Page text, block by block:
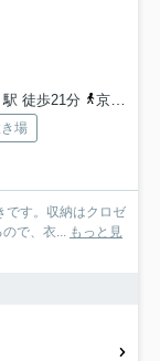
徒歩21分 京王線「南平」駅 徒歩28分
場
です。収納はクロゼ
で、衣... もっと見